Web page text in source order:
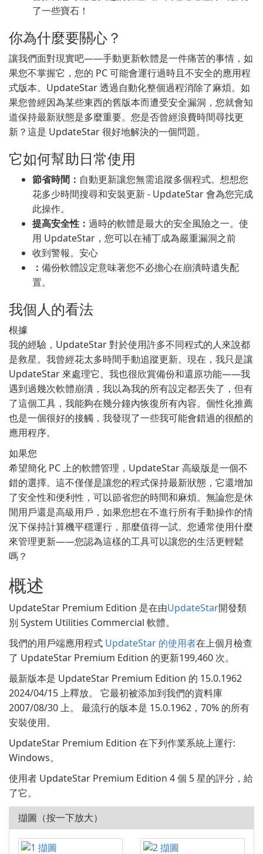
了一些寶石！
你為什麼要關心？
讓我們面對現實吧——手動更新軟體是一件痛苦的事情，如
果您不掌握它，您的 PC 可能會運行過時且不安全的應用程
式版本。UpdateStar 透過自動化整個過程消除了麻煩。如
果您曾經因為某些東西的舊版本而遭受安全漏洞，您就會知
道保持最新狀態是多麼重要。您是否曾經浪費時間尋找更
新？這是 UpdateStar 很好地解決的一個問題。
它如何幫助日常使用
節省時間： 自動更新讓您無需追蹤多個程式。想想您
花多少時間搜尋和安裝更新 - UpdateStar 會為您完成
此操作。
提高安全性： 過時的軟體是最大的安全風險之一。使
用 UpdateStar，您可以在補丁成為嚴重漏洞之前
收到警報。安心
： 備份軟體設定意味著您不必擔心在崩潰時遺失配
置。
我個人的看法
根據
我的經驗，UpdateStar 對於使用許多不同程式的人來說都
是救星。我曾經花太多時間手動追蹤更新。現在，我只是讓
UpdateStar 來處理它。我也很欣賞備份和還原功能——我
遇到過幾次軟體崩潰，我以為我的所有設定都丟失了，但有
了這個工具，我能夠在幾分鐘內恢復所有內容。個性化推薦
也是一個很好的接觸，我發現了一些我可能會錯過的很酷的
應用程序。
如果您
希望簡化 PC 上的軟體管理，UpdateStar 高級版是一個不
錯的選擇。這不僅僅是讓您的程式保持最新狀態，它還增加
了安全性和便利性，可以節省您的時間和麻煩。無論您是休
閒用戶還是高級用戶，如果您想在不進行所有手動操作的情
況下保持計算機平穩運行，那麼值得一試。您通常使用什麼
來管理更新——您認為這樣的工具可以讓您的生活更輕鬆
嗎？
概述
UpdateStar Premium Edition 是在由UpdateStar開發類
別 System Utilities Commercial 軟體。
我們的用戶端應用程式 UpdateStar 的使用者在上個月檢查
了 UpdateStar Premium Edition 的更新199,460 次。
最新版本是 UpdateStar Premium Edition 的 15.0.1962
2024/04/15 上釋放。 它最初被添加到我們的資料庫
2007/08/30 上。 最流行的版本是 15.0.1962，70% 的所有
安裝使用。
UpdateStar Premium Edition 在下列作業系統上運行:
Windows。
使用者 UpdateStar Premium Edition 4 個 5 星的評分，給
了它。
擷圖（按一下放大）